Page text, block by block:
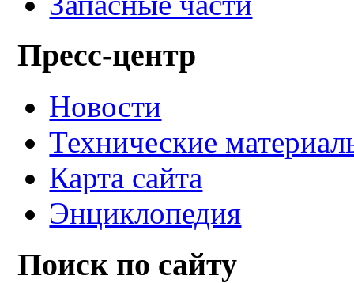
Пресс-центр
Новости
Технические
Карта сайта
Энциклопедия
Поиск по сайту